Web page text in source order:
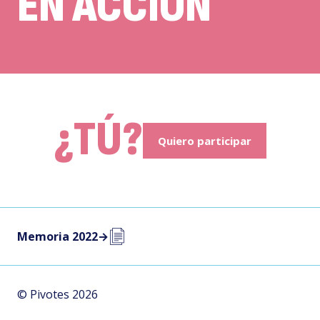
¿TÚ? Quiero participar
© Pivotes 2026
Memoria 2022→